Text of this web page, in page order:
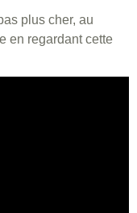
plus cher, au
en regardant cette